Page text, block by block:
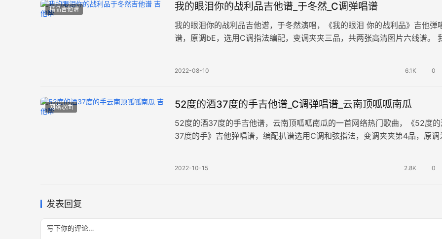
精品吉他谱 我的眼泪你的战利品吉他谱_于冬然_C调弹唱谱
我的眼泪你的战利品吉他谱，于冬然演唱，《我的眼泪 你的战利品》吉他弹
谱，原调bE，选用C调指法编配，变调夹夹三品，共两张高清图片六线谱。
2022-08-10 6.1K 0
网络歌曲 52度的酒37度的手吉他谱_C调弹唱谱_云南顶呱呱南瓜
52度的酒37度的手吉他谱，云南顶呱呱南瓜的一首网络热门歌曲，《52度
37度的手》吉他弹唱谱，编配扒谱选用C调和弦指法，变调夹夹第4品，原调
2022-10-15 2.8K 0
发表回复